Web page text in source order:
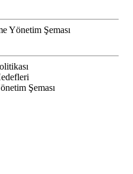
Yönetim Şeması
Şeması